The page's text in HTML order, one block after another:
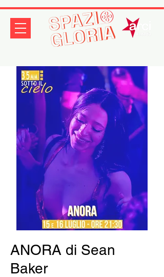
ANORA di Sean
Baker